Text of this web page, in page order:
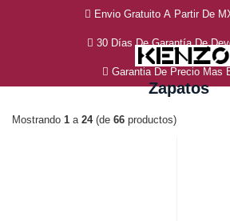
Envio Gratuito A Partir De
30 Días De Garantía De
Garantia De Precio Mas
Zapatos
Mostrando 1 a 24(de 66 productos)